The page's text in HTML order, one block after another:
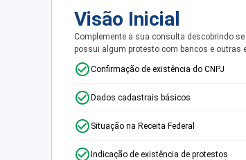
Visão Inicial
Complemente a sua consulta descobrindo se
possui algum protesto com bancos e outras
Confirmação de existência do CNPJ
Dados cadastrais básicos
Situação na Receita Federal
Indicação de existência de protestos